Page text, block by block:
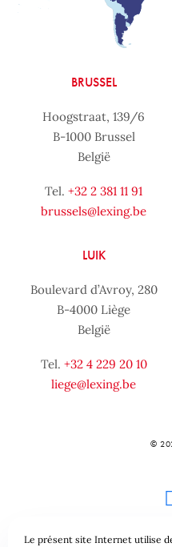
BRUSSEL
Hoogstraat, 139/6
B-1000 Brussel
België
Tel. +32 2 381 11 91
brussels@lexing.be
LUIK
Boulevard d’Avroy, 280
B-4000 Liège
België
Tel. +32 4 229 20 10
liege@lexing.be
©
Le présent site Internet utilise